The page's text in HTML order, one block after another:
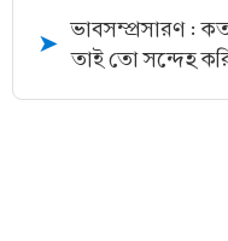
➤
ভাবসম্প্রসারণ :
তাই তো সন্দেহ